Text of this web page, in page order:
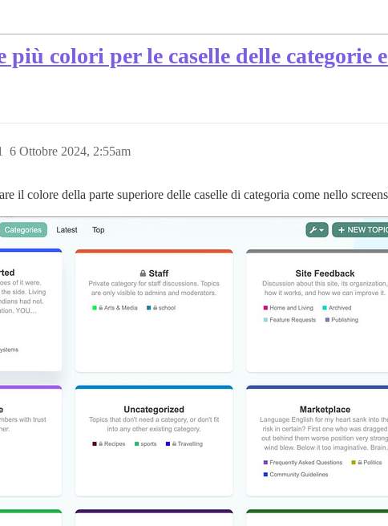
più colori per le caselle delle
6 Ottobre 2024, 2:55am
il colore della parte superiore delle caselle di categoria come nello